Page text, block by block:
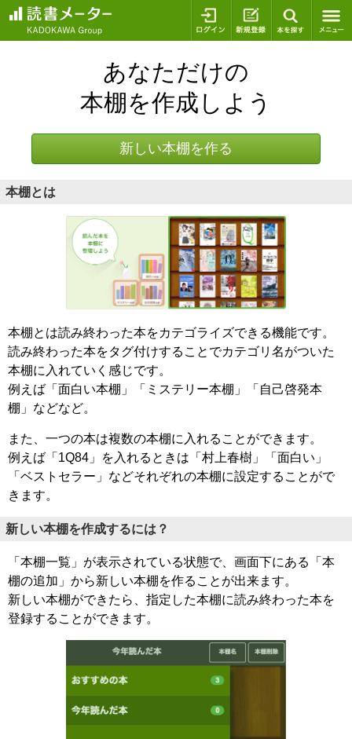
ログイン 新規登録
あなただけの
本棚を作成しよう
新しい本棚を作る
本棚とは
本棚とは読み終わった本をカテゴライズできる機能です。
読み終わった本をタグ付けすることでカテゴリ名がついた
本棚に入れていく感じです。
例えば「面白い本棚」「ミステリー本棚」「自己啓発本
棚」などなど。
また、一つの本は複数の本棚に入れることができます。
例えば「1Q84」を入れるときは「村上春樹」「面白い」
「ベストセラー」などそれぞれの本棚に設定することがで
きます。
新しい本棚を作成するには？
「本棚一覧」が表示されている状態で、画面下にある「本
棚の追加」から新しい本棚を作ることが出来ます。
新しい本棚ができたら、指定した本棚に読み終わった本を
登録することができます。